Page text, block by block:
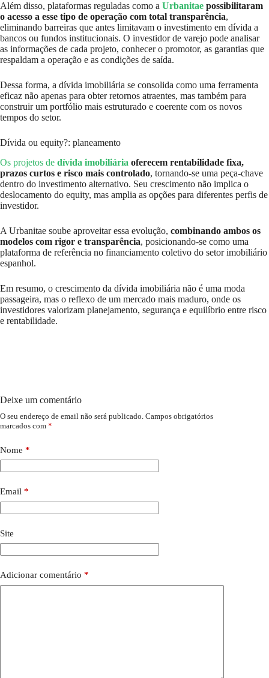
Além disso, plataformas reguladas como a Urbanitae possibilitaram
o acesso a esse tipo de operação com total transparência,
eliminando barreiras que antes limitavam o investimento em dívida a
bancos ou fundos institucionais. O investidor de varejo pode analisar
as informações de cada projeto, conhecer o promotor, as garantias que
respaldam a operação e as condições de saída.
Dessa forma, a dívida imobiliária se consolida como uma ferramenta
eficaz não apenas para obter retornos atraentes, mas também para
construir um portfólio mais estruturado e coerente com os novos
tempos do setor.
Dívida ou equity?: planeamento
Os projetos de dívida imobiliária oferecem rentabilidade fixa,
prazos curtos e risco mais controlado, tornando-se uma peça-chave
dentro do investimento alternativo. Seu crescimento não implica o
deslocamento do equity, mas amplia as opções para diferentes perfis de
investidor.
A Urbanitae soube aproveitar essa evolução, combinando ambos os
modelos com rigor e transparência, posicionando-se como uma
plataforma de referência no financiamento coletivo do setor imobiliário
espanhol.
Em resumo, o crescimento da dívida imobiliária não é uma moda
passageira, mas o reflexo de um mercado mais maduro, onde os
investidores valorizam planejamento, segurança e equilíbrio entre risco
e rentabilidade.
Deixe um comentário
O seu endereço de email não será publicado. Campos obrigatórios
marcados com *
Nome *
Email *
Site
Adicionar comentário *